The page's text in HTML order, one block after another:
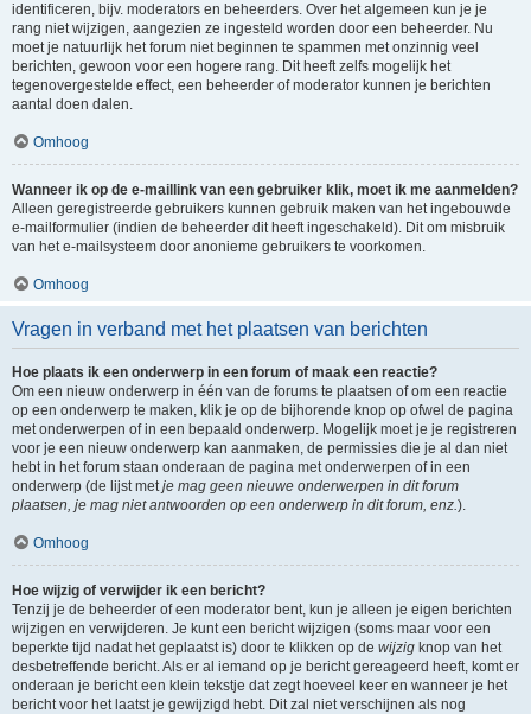
identificeren, bijv. moderators en beheerders. Over het algemeen kun je je
rang niet wijzigen, aangezien ze ingesteld worden door een beheerder. Nu
moet je natuurlijk het forum niet beginnen te spammen met onzinnig veel
berichten, gewoon voor een hogere rang. Dit heeft zelfs mogelijk het
tegenovergestelde effect, een beheerder of moderator kunnen je berichten
aantal doen dalen.
Omhoog
Wanneer ik op de e-maillink van een gebruiker klik, moet ik me aanmelden?
Alleen geregistreerde gebruikers kunnen gebruik maken van het ingebouwde
e-mailformulier (indien de beheerder dit heeft ingeschakeld). Dit om misbruik
van het e-mailsysteem door anonieme gebruikers te voorkomen.
Omhoog
Vragen in verband met het plaatsen van berichten
Hoe plaats ik een onderwerp in een forum of maak een reactie?
Om een nieuw onderwerp in één van de forums te plaatsen of om een reactie
op een onderwerp te maken, klik je op de bijhorende knop op ofwel de pagina
met onderwerpen of in een bepaald onderwerp. Mogelijk moet je je registreren
voor je een nieuw onderwerp kan aanmaken, de permissies die je al dan niet
hebt in het forum staan onderaan de pagina met onderwerpen of in een
onderwerp (de lijst metje mag geen nieuwe onderwerpen in dit forum
plaatsen, je mag niet antwoorden op een onderwerp in dit forum, enz.).
Omhoog
Hoe wijzig of verwijder ik een bericht?
Tenzij je de beheerder of een moderator bent, kun je alleen je eigen berichten
wijzigen en verwijderen. Je kunt een bericht wijzigen (soms maar voor een
beperkte tijd nadat het geplaatst is) door te klikken op de wijzig knop van het
desbetreffende bericht. Als er al iemand op je bericht gereageerd heeft, komt er
onderaan je bericht een klein tekstje dat zegt hoeveel keer en wanneer je het
bericht voor het laatst je gewijzigd hebt. Dit zal niet verschijnen als nog